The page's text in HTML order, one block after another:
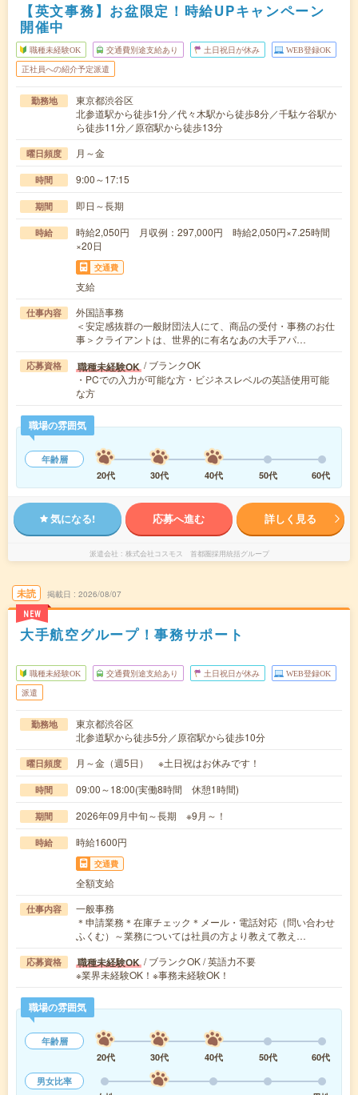
【英文事務】お盆限定！時給UPキャンペーン
開催中
職種未経験OK 交通費別途支給あり 土日祝日が休み WEB登録OK
正社員への紹介予定派遣
勤務地
東京都渋谷区
北参道駅から徒歩1分／代々木駅から徒歩8分／千駄ケ谷駅か
ら徒歩11分／原宿駅から徒歩13分
曜日頻度 月～金
時間 9:00～17:15
期間 即日～長期
時給
時給2,050円 月収例：297,000円 時給2,050円×7.25時間
×20日
交通費
支給
仕事内容
外国語事務
＜安定感抜群の一般財団法人にて、商品の受付・事務のお仕
事＞クライアントは、世界的に有名なあの大手アパ…
応募資格 職種未経験OK / ブランクOK
・PCでの入力が可能な方・ビジネスレベルの英語使用可能
な方
職場の雰囲気
年齢層
20代
30代 40代 50代 60代
気になる! 応募へ進む 詳しく見る
派遣会社 株式会社コスモス 首都圏採用統括グループ
未読
NEW
掲載日 2026/08/07
大手航空グループ！事務サポート
職種未経験OK 交通費別途支給あり 土日祝日が休み WEB登録OK
派遣
勤務地
東京都渋谷区
北参道駅から徒歩5分／原宿駅から徒歩10分
曜日頻度 月～金（週5日） ※土日祝はお休みです！
時間 09:00～18:00(実働8時間 休憩1時間)
期間 2026年09月中旬～長期 ※9月～！
時給 時給1600円
交通費
全額支給
仕事内容
一般事務
＊申請業務＊在庫チェック＊メール・電話対応（問い合わせ
ふくむ）～業務については社員の方より教えて教え…
応募資格 職種未経験OK / ブランクOK / 英語力不要
※業界未経験OK！※事務未経験OK！
職場の雰囲気
年齢層
20代
30代 40代 50代
60代
男女比率